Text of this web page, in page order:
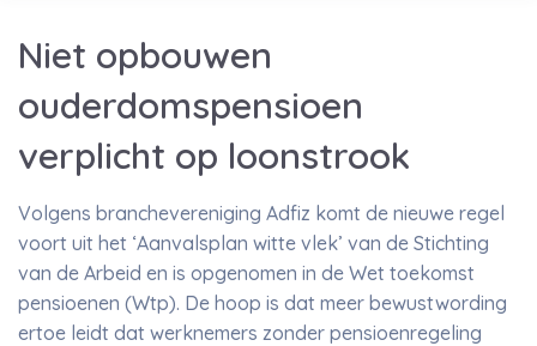
Niet opbouwen
ouderdomspensioen
verplicht op loonstrook
Volgens branchevereniging Adfiz komt de nieuwe regel
voort uit het ‘Aanvalsplan witte vlek’ van de Stichting
van de Arbeid en is opgenomen in de Wet toekomst
pensioenen (Wtp). De hoop is dat meer bewustwording
ertoe leidt dat werknemers zonder pensioenregeling